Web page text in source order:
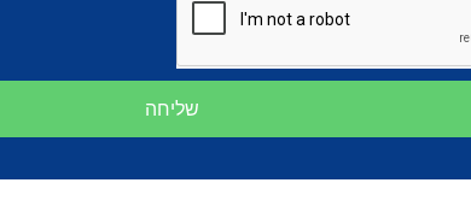
שליחה